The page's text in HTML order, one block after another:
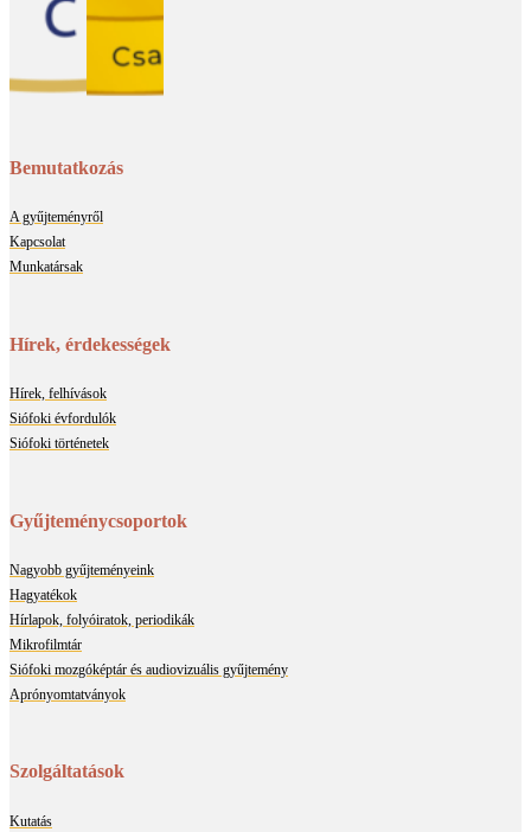
Bemutatkozás
A gyűjteményről
Kapcsolat
Munkatársak
Hírek, érdekességek
Hírek, felhívások
Siófoki évfordulók
Siófoki történetek
Gyűjteménycsoportok
Nagyobb gyűjteményeink
Hagyatékok
Hírlapok, folyóiratok, periodikák
Mikrofilmtár
Siófoki mozgóképtár és audiovizuális gyűjtemény
Aprónyomtatványok
Szolgáltatások
Kutatás